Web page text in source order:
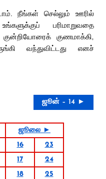
நீங்கள் செல்லும் ஊரில்
பரிமாறுவதை
குணமாக்கி,
வந்துவிட்டது எனச்
ஜூன் – 14 ►
ஜூலை ►
16
23
17
24
18
25